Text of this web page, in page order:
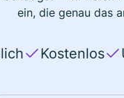
ein, die genau das
Kostenlos